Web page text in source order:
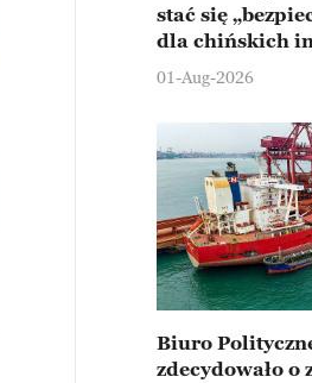
stać się
dla chińskich
Europejskiej
01-Aug-2026
Biuro
zdecydowało o